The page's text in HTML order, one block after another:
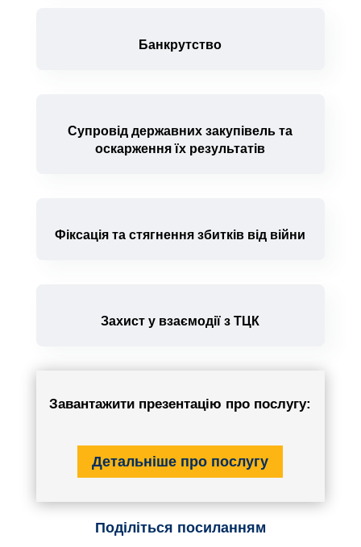
Банкрутство
Супровід державних закупівель та
оскарження їх результатів
Фіксація та стягнення збитків від війни
Захист у взаємодії з ТЦК
Завантажити презентацію про послугу:
Детальніше про послугу
Поділіться посиланням